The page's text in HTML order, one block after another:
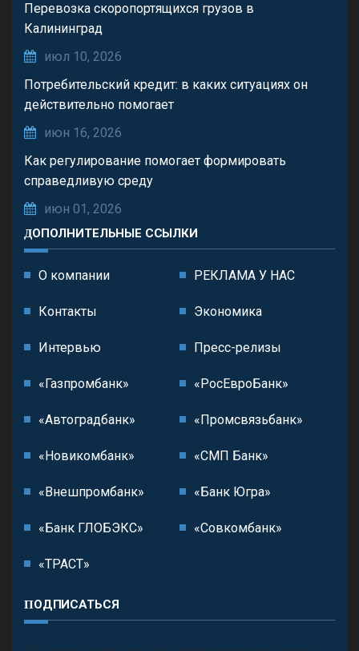
Перевозка скоропортящихся грузов в
Калининград
июл 10, 2026
Потребительский кредит: в каких ситуациях он
действительно помогает
июн 16, 2026
Как регулирование помогает формировать
справедливую среду
июн 01, 2026
ДОПОЛНИТЕЛЬНЫЕ ССЫЛКИ
О компании РЕКЛАМА У НАС
Контакты Экономика
Интервью Пресс-релизы
«Газпромбанк» «РосЕвроБанк»
«Автоградбанк» «Промсвязьбанк»
«Новикомбанк» «СМП Банк»
«Внешпромбанк» «Банк Югра»
«Банк ГЛОБЭКС» «Совкомбанк»
«ТРАСТ»
ПОДПИСАТЬСЯ